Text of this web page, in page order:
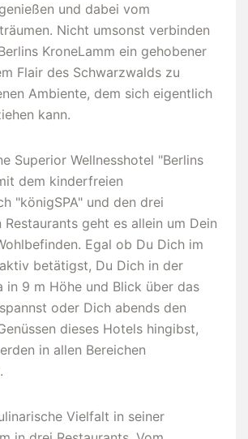
und dabei vom
Nicht umsonst verbinden
KroneLamm ein gehobener
Flair des Schwarzwalds zu
Ambiente, dem sich eigentlich
kann.
Superior Wellnesshotel "Berlins
dem kinderfreien
"königSPA" und den drei
Restaurants geht es allein um Dein
Egal ob Du Dich im
betätigst, Du Dich in der
in 9 m Höhe und Blick über das
oder Dich abends den
dieses Hotels hingibst,
in allen Bereichen
Vielfalt in seiner